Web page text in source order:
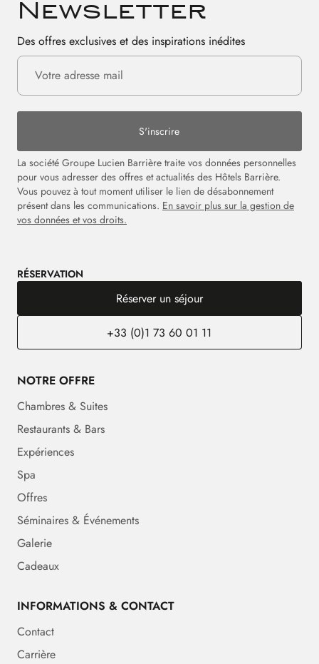
Newsletter
Des offres exclusives et des inspirations inédites
S'inscrire
La société Groupe Lucien Barrière traite vos données personnelles
pour vous adresser des offres et actualités des Hôtels Barrière.
Vous pouvez à tout moment utiliser le lien de désabonnement
présent dans les communications. En savoir plus sur la gestion de
vos données et vos droits.
RÉSERVATION
Réserver un séjour
+33 (0)1 73 60 01 11
NOTRE OFFRE
Chambres & Suites
Restaurants & Bars
Expériences
Spa
Offres
Séminaires & Événements
Galerie
Cadeaux
INFORMATIONS & CONTACT
Contact
Carrière